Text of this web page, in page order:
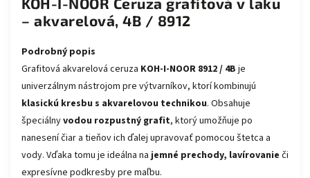
– akvarelová, 4B / 8912
Podrobný popis
Grafitová akvarelová ceruza KOH-I-NOOR 8912 / 4B je
univerzálnym nástrojom pre výtvarníkov, ktorí kombinujú
klasickú kresbu s akvarelovou technikou. Obsahuje
špeciálnyvodou rozpustný grafit, ktorý umožňuje po
nanesení čiar a tieňov ich ďalej upravovať pomocou štetca a
vody. Vďaka tomu je ideálna najemné prechody, lavírovanie či
expresívne podkresby pre maľbu.